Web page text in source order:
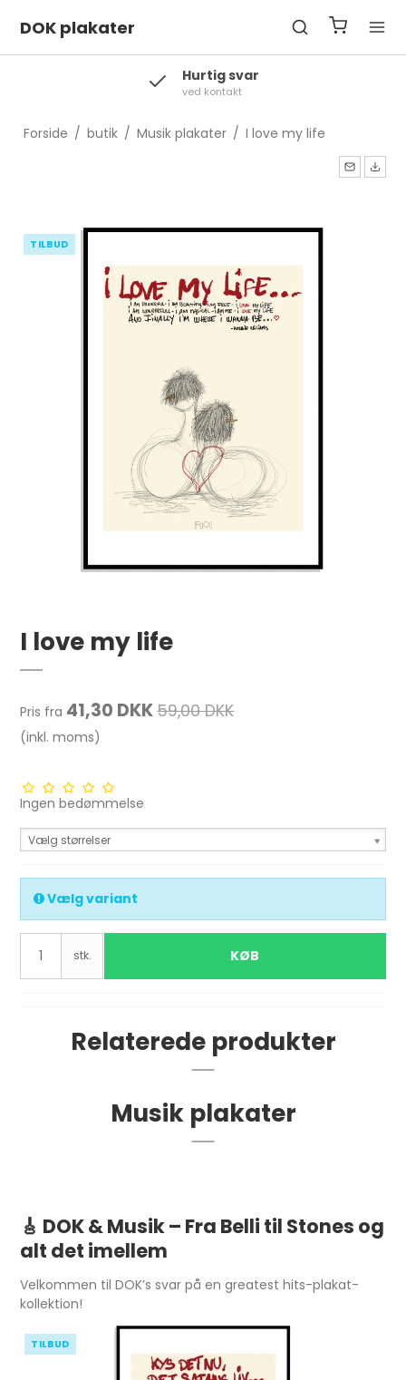
DOK plakater
Levering
2-3 hverdage
Forside / butik / Musik plakater / I love my life
TILBUD
I love my life
Pris fra 41,30 DKK59,00 DKK
(inkl. moms)
Ingen bedømmelse
Vælg størrelser
Vælg variant
stk. KØB
Relaterede produkter
Musik plakater
🎸 DOK & Musik – Fra Belli til Stones og
alt det imellem
Velkommen til DOK’s svar på en greatest hits-plakat-
kollektion!
TILBUD